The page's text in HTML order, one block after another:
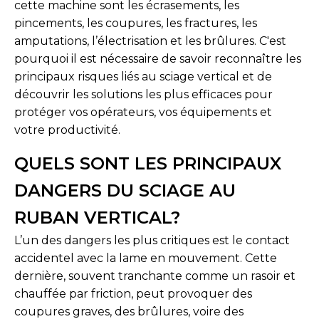
cette machine sont les écrasements, les
pincements, les coupures, les fractures, les
amputations, l’électrisation et les brûlures. C'est
pourquoi il est nécessaire de savoir reconnaître les
principaux risques liés au sciage vertical et de
découvrir les solutions les plus efficaces pour
protéger vos opérateurs, vos équipements et
votre productivité.
QUELS SONT LES PRINCIPAUX
DANGERS DU SCIAGE AU
RUBAN VERTICAL?
L’un des dangers les plus critiques est le contact
accidentel avec la lame en mouvement. Cette
dernière, souvent tranchante comme un rasoir et
chauffée par friction, peut provoquer des
coupures graves, des brûlures, voire des